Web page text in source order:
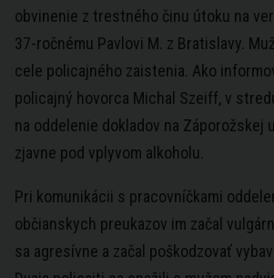
obvinenie z trestného činu útoku na
37-ročnému Pavlovi M. z Bratislavy.
cele policajného zaistenia. Ako
policajný hovorca Michal Szeiff, v
na oddelenie dokladov na Záporožskej
zjavne pod vplyvom alkoholu.
Pri komunikácii s pracovníčkami
občianskych preukazov im začal
sa agresívne a začal poškodzovať